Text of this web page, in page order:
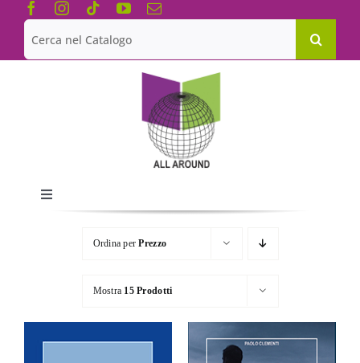
Salta
contenuto
Cerca
per:
Toggle
Navigation
Chi siamo
Le Collane
Catalogo
Ordina perPrezzo
Mostra 15 Prodotti